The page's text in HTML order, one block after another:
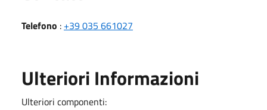
Telefono : +39 035 661027
Ulteriori Informazioni
Ulteriori componenti: